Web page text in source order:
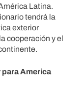
Latina.
tendrá la
exterior
cooperación y el
America